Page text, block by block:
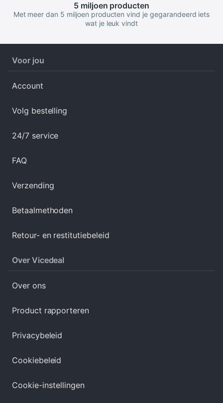
5 miljoen producten
Met meer dan 5 miljoen producten vind je gegarandeerd iets
wat je leuk vindt
Voor jou
Account
Volg bestelling
24/7 service
FAQ
Verzending
Betaalmethoden
Retour- en restitutiebeleid
Over Vicedeal
Over ons
Product rapporteren
Privacybeleid
Cookiebeleid
Cookie-instellingen